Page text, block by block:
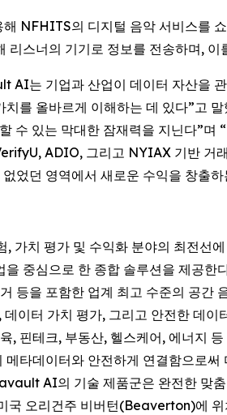
NFHITS의 디지털 음악 서비스를
스너의 기기로 정보를 전송하며,
기업과 산업이 데이터 자산을 관
를 올바르게 이해하는 데 있다”고
있는 막대한 잠재력을 지닌다”며
ADIO, 그리고 NYIAX 기반
없었던 영역에서 새로운 수익을 창
치 평가 및 수익화 분야의 최전선
중심으로 한 종합 솔루션을 제공
등을 포함한 업계 최고 수준의 공
이터 가치 평가, 그리고 안전한 데
, 핀테크, 부동산, 헬스케어, 에너
타데이터와 안전하게 연결함으로
AI의 기술 제품군은 완전한 맞
국 오리건주 비버턴(Beaverton)에